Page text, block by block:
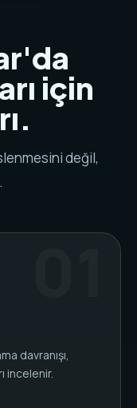
için
değil,
davranışı,
incelenir.